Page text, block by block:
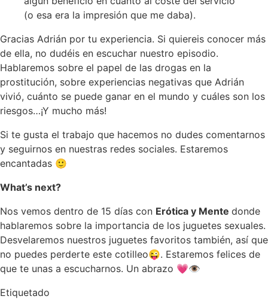
(o esa era la impresión que me daba).
Gracias Adrián por tu experiencia. Si quiereis conocer más
de ella, no dudéis en escuchar nuestro episodio.
Hablaremos sobre el papel de las drogas en la
prostitución, sobre experiencias negativas que Adrián
vivió, cuánto se puede ganar en el mundo y cuáles son los
riesgos…¡Y mucho más!
Si te gusta el trabajo que hacemos no dudes comentarnos
y seguirnos en nuestras redes sociales. Estaremos
encantadas 🙂
What’s next?
Nos vemos dentro de 15 días con Erótica y Mente donde
hablaremos sobre la importancia de los juguetes sexuales.
Desvelaremos nuestros juguetes favoritos también, así que
no puedes perderte este cotilleo😜. Estaremos felices de
que te unas a escucharnos. Un abrazo 💗👁
Etiquetado